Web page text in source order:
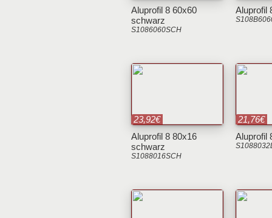
Aluprofil 8 60x60
schwarz
S1086060SCH
Aluprofil
Aluprofil 8 80x16
schwarz
S1088016SCH
23,92€
Aluprofil
21,76€